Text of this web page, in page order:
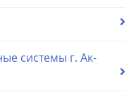
системы г. Ак-